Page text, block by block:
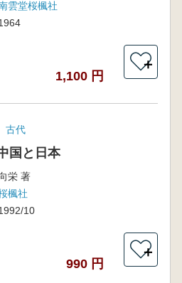
雲堂桜楓社
1,100 円
＋
古代
国と日本
栄 著
楓社
10
990 円
＋